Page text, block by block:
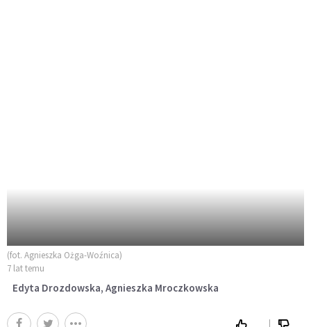
(fot. Agnieszka Ożga-Woźnica)
7 lat temu
Edyta Drozdowska, Agnieszka Mroczkowska